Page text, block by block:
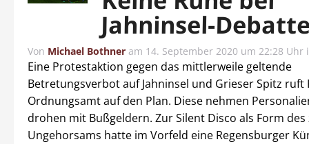
Jahninsel-
Von Michael Bothner am 14. September 2020 um 22:28 Uhr
Eine Protestaktion gegen das mittlerweile geltende
Betretungsverbot auf Jahninsel und Grieser Spitz ruft
Ordnungsamt auf den Plan. Diese nehmen
drohen mit Bußgeldern. Zur Silent Disco als Form des
Ungehorsams hatte im Vorfeld eine Regensburger